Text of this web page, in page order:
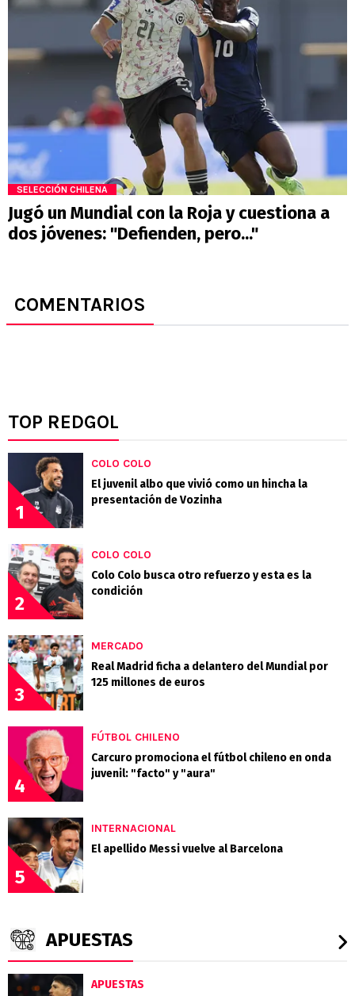
SELECCIÓN CHILENA
Jugó un Mundial con la Roja y cuestiona a
dos jóvenes: "Defienden, pero..."
COMENTARIOS
TOP REDGOL
1
COLO COLO
El juvenil albo que vivió como un hincha la
presentación de Vozinha
2
COLO COLO
Colo Colo busca otro refuerzo y esta es la
condición
3
MERCADO
Real Madrid ficha a delantero del Mundial por
125 millones de euros
4
FÚTBOL CHILENO
Carcuro promociona el fútbol chileno en onda
juvenil: "facto" y "aura"
5
INTERNACIONAL
El apellido Messi vuelve al Barcelona
APUESTAS
APUESTAS